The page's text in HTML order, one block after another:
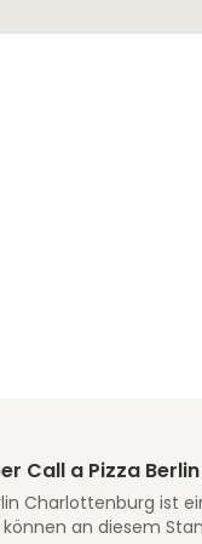
Call a Pizza
Charlottenburg ist
können an diesem